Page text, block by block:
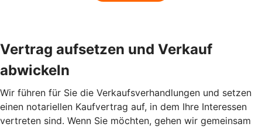
Vertrag aufsetzen und Verkauf
abwickeln
Wir führen für Sie die Verkaufsverhandlungen und setzen
einen notariellen Kaufvertrag auf, in dem Ihre Interessen
vertreten sind. Wenn Sie möchten, gehen wir gemeinsam